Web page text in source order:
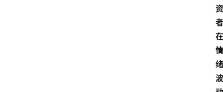
资
者
在
情
绪
波